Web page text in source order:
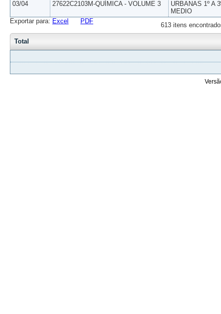
03/04 27622C2103M-QUÍMICA - VOLUME 3
URBANAS 1º A
MEDIO
613 itens
Exportar para: Excel PDF
Total